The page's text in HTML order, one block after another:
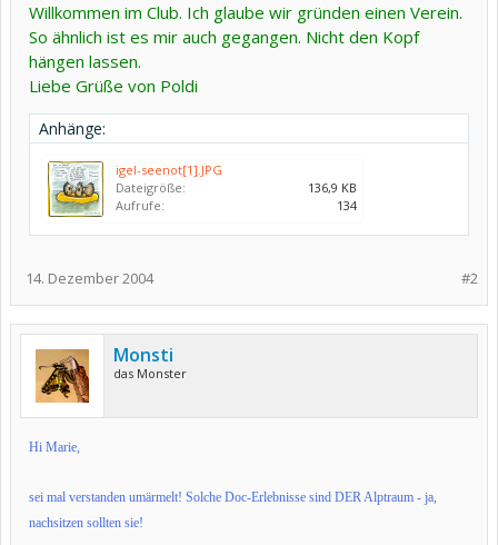
Willkommen im Club. Ich glaube wir gründen einen Verein.
So ähnlich ist es mir auch gegangen. Nicht den Kopf
hängen lassen.
Liebe Grüße von Poldi
Anhänge:
igel-seenot[1].JPG
Dateigröße:
136,9 KB
Aufrufe:
134
#2
14. Dezember 2004
Monsti
das Monster
Hi Marie,
sei mal verstanden umärmelt! Solche Doc-Erlebnisse sind DER Alptraum - ja,
nachsitzen sollten sie!